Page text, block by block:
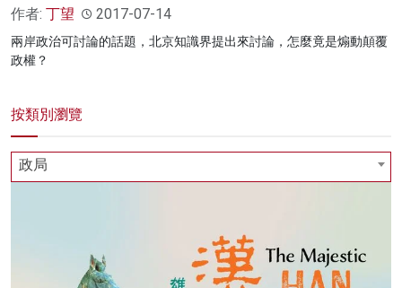
作者: 丁望 2017-07-14
兩岸政治可討論的話題，北京知識界提出來討論，怎麼竟是煽動顛覆
政權？
按類別瀏覽
政局